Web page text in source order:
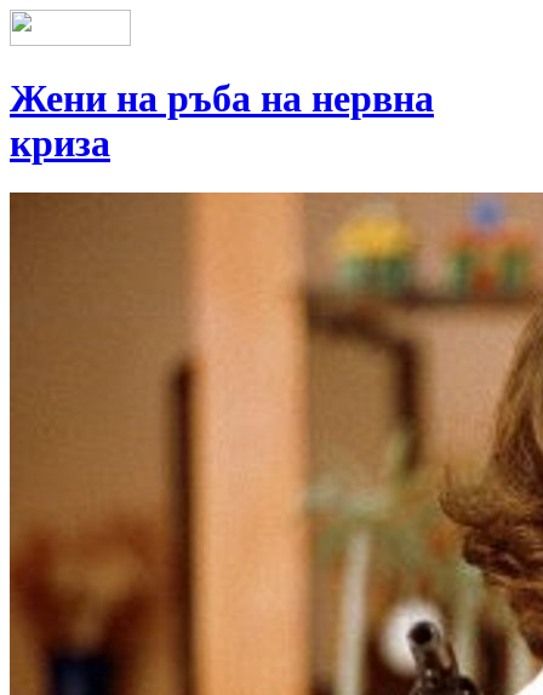
Жени на ръба на нервна
криза